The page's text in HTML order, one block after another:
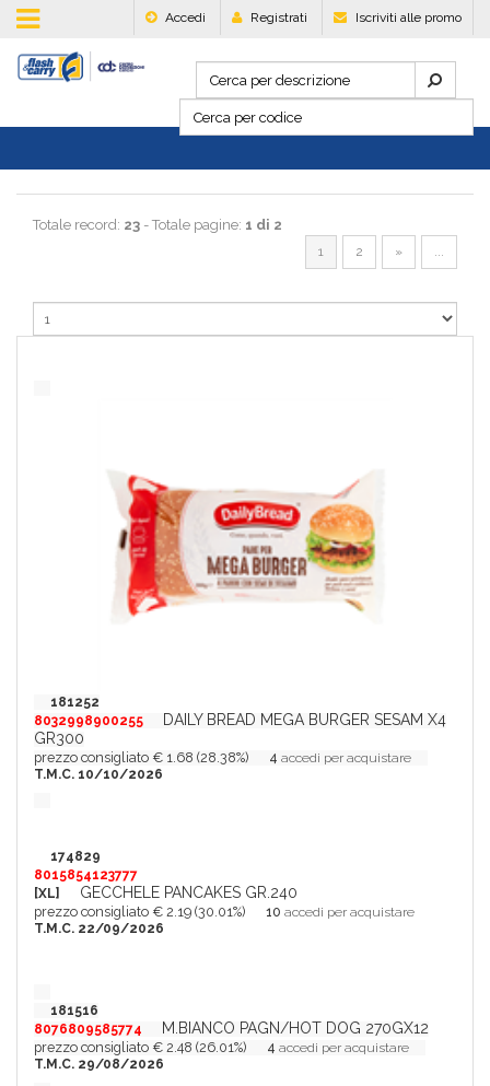
Accedi Registrati Iscriviti alle promo
Totale record: 23 - Totale pagine: 1 di 2
1 2 » ...
181252
8032998900255
DAILY BREAD MEGA BURGER SESAM X4
GR300
prezzo consigliato € 1.68 (28.38%) 4 accedi per acquistare
T.M.C. 10/10/2026
174829
8015854123777
[XL]
GECCHELE PANCAKES GR.240
prezzo consigliato € 2.19 (30.01%) 10 accedi per acquistare
T.M.C. 22/09/2026
181516
8076809585774
M.BIANCO PAGN/HOT DOG 270GX12
prezzo consigliato € 2.48 (26.01%) 4 accedi per acquistare
T.M.C. 29/08/2026